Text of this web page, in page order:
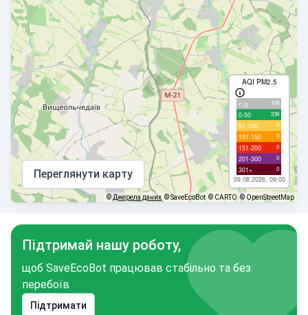
AQI PM2.5
с/д 109
0-50 238
51-100 3
101-150 0
151-200 0
201-300 0
301+ 0
09.08.2026, 09:00
Переглянути карту
© Джерела даних © SaveEcoBot © CARTO © OpenStreetMap
Підтримай нашу роботу,
щоб SaveEcoBot працював стабільно та без
перебоїв
Підтримати